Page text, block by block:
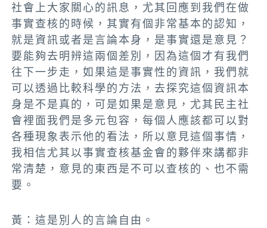
社會上大家關心的訊息， 尤其 回應到我們在做
事實查核的時候，其實有個非常基本的認知，
就是資訊或者是言論本身，是事實還是意見？
要能夠去明辨這兩個差別
，因為這個才有我們
往下一步走，如果這是事實性的資訊，我們就
可以透過比較科學的方法，去探究這個資訊本
身是不是真的，可是如果是意見，尤其民主社
會裡面我們是多元包容，每個人應該都可以對
各種現象表示他的看法 ，所以意見這個事情，
我相信尤其以事實查核基金會的夥伴來講都非
常清楚， 意見的東西是不可以查核的、也不需
要。
黃：這是別人的言論自由。